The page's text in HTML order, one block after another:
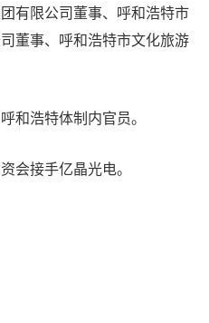
有限公司董事、呼和浩特市
董事、呼和浩特市文化旅游
和浩特体制内官员。
会接手亿晶光电。